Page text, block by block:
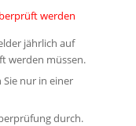
werden
jährlich auf
werden müssen.
nur in einer
durch.